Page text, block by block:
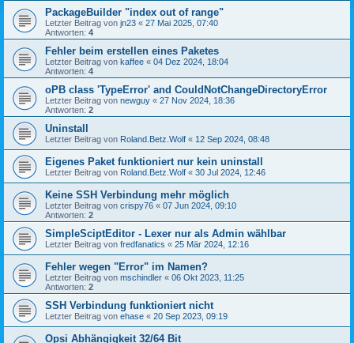
PackageBuilder "index out of range"
Letzter Beitrag von jn23 « 27 Mai 2025, 07:40
Antworten: 4
Fehler beim erstellen eines Paketes
Letzter Beitrag von kaffee « 04 Dez 2024, 18:04
Antworten: 4
oPB class 'TypeError' and CouldNotChangeDirectoryError
Letzter Beitrag von newguy « 27 Nov 2024, 18:36
Antworten: 2
Uninstall
Letzter Beitrag von Roland.Betz.Wolf « 12 Sep 2024, 08:48
Eigenes Paket funktioniert nur kein uninstall
Letzter Beitrag von Roland.Betz.Wolf « 30 Jul 2024, 12:46
Keine SSH Verbindung mehr möglich
Letzter Beitrag von crispy76 « 07 Jun 2024, 09:10
Antworten: 2
SimpleSciptEditor - Lexer nur als Admin wählbar
Letzter Beitrag von fredfanatics « 25 Mär 2024, 12:16
Fehler wegen "Error" im Namen?
Letzter Beitrag von mschindler « 06 Okt 2023, 11:25
Antworten: 2
SSH Verbindung funktioniert nicht
Letzter Beitrag von ehase « 20 Sep 2023, 09:19
Opsi Abhängigkeit 32/64 Bit